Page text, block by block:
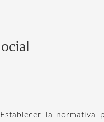
Establecer la normativa